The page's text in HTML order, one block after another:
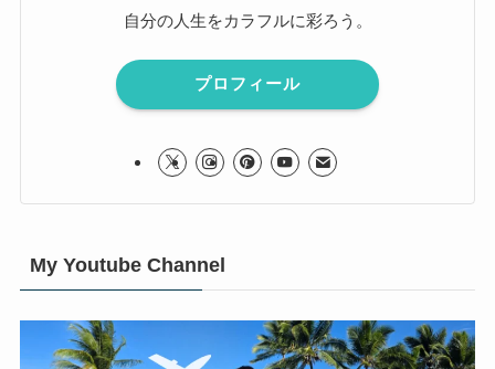
自分の人生をカラフルに彩ろう。
プロフィール
My Youtube Channel